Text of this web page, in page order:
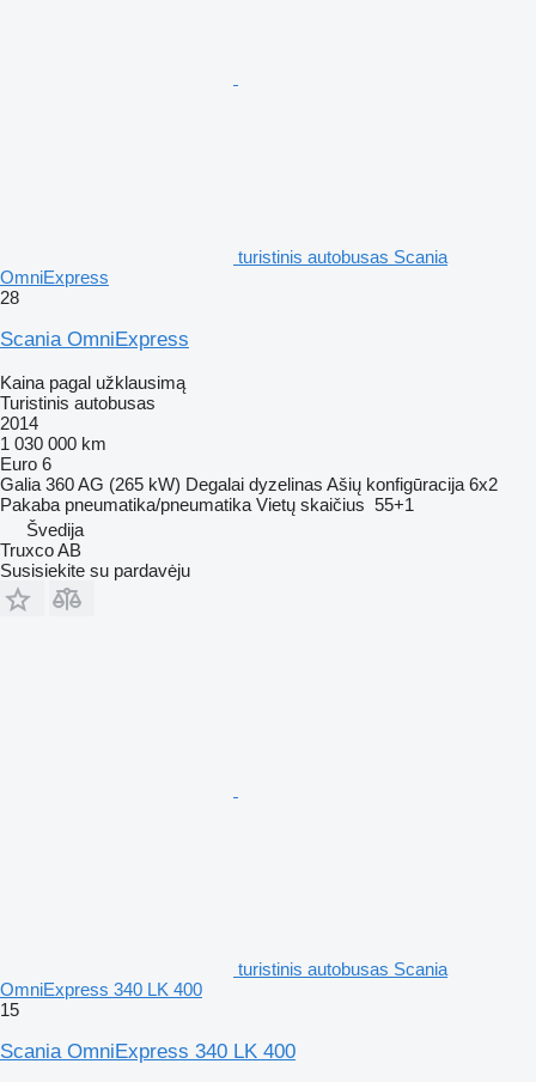
turistinis autobusas Scania
OmniExpress
28
Scania OmniExpress
Kaina pagal užklausimą
Turistinis autobusas
2014
1 030 000 km
Euro 6
Galia 360 AG (265 kW) Degalai dyzelinas Ašių konfigūracija 6x2
Pakaba pneumatika/pneumatika Vietų skaičius 55+1
Švedija
Truxco AB
Susisiekite su pardavėju
turistinis autobusas Scania
OmniExpress 340 LK 400
15
Scania OmniExpress 340 LK 400